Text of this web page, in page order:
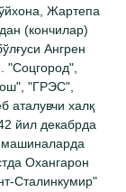
Жартепа
(кончилар)
Ангрен
"Соцгород",
"ГРЭС",
аталувчи халқ
йил декабрда
машиналарда
Охангарон
Сталинкумир"